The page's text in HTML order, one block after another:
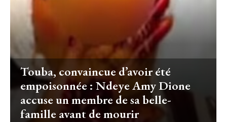
Touba, convaincue d’avoir été
empoisonnée : Ndeye Amy Dione
accuse un membre de sa belle-
famille avant de mourir